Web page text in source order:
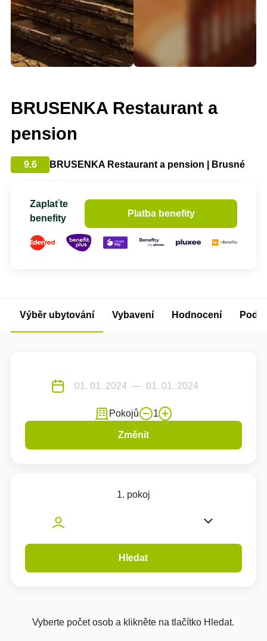
BRUSENKA Restaurant a
pension
9.6 BRUSENKA Restaurant a pension | Brusné
Zaplaťte
benefity
Platba benefity
Výběr ubytování Vybavení Hodnocení
Pokojů 1
Změnit
1. pokoj
Hledat
Vyberte počet osob a klikněte na tlačítko Hledat.